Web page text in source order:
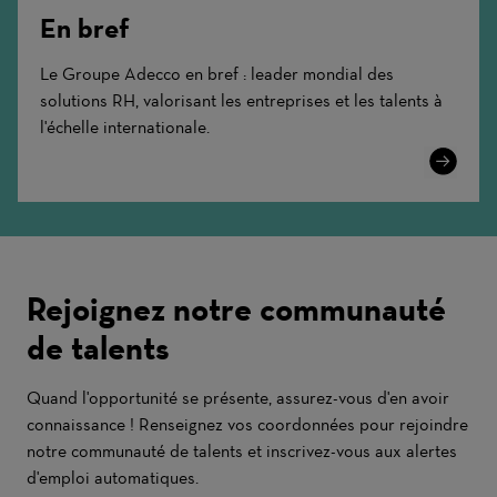
En bref
Le Groupe Adecco en bref : leader mondial des
solutions RH, valorisant les entreprises et les talents à
l'échelle internationale.
Learn
Rejoignez notre communauté
de talents
Quand l'opportunité se présente, assurez-vous d'en avoir
connaissance ! Renseignez vos coordonnées pour rejoindre
notre communauté de talents et inscrivez-vous aux alertes
d'emploi automatiques.